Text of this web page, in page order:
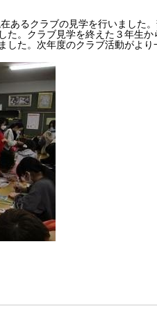
あるクラブの見学を行いました
た。クラブ見学を終えた３年生
した。次年度のクラブ活動がよ